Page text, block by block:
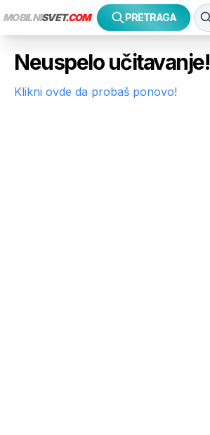
MOBILNISVET.COM PRETRAGA
Neuspelo učitavanje!
Klikni ovde da probaš ponovo!